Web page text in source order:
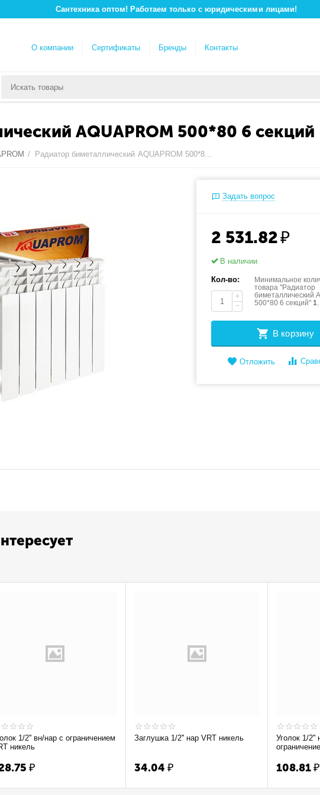
Сантехника оптом! Работаем только с юридическими лицами!
О компании Сертификаты Бренды Контакты
AQUAPROM 500*80 6 секций
/ Радиатор биметаллический AQUAPROM 500*80 6 секций
Задать вопрос
2 531.82₽
В наличии
Кол-во:
+
−
Минимальное
товара "Радиатор
биметаллический
500*80 6 секций"1.
В корзину
Отложить
1/2'' вн/нар с ограничением
никель
₽
Заглушка 1/2'' нар VRT никель
34.04 ₽
Уголок 1/2''
108.81₽